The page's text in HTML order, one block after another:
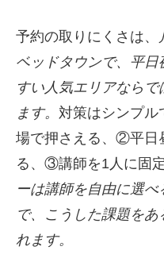
予約の取りにくさは、
ベッドタウンで、平
すい人気エリアなら
ます。 対策はシンプ
場で押さえる、②平日
る、③講師を1人に固
ーは講師を自由に選
で、こうした課題を
れます。